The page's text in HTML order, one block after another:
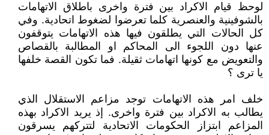
لوحظ قيام الاكراد بين فترة واخرى باطلاق الاتهامات
بالشوفينية والعنصرية كلما تعرضوا لضغوط اتحادية. وفي
كل الحالات التي يطلقون فيها هذه الاتهامات يتوقفون
عنها دون اللجوء الى المحاكم او المطالبة بالقصاص
والتعويض مع كونها اتهامات ثقيلة. فما تكون القصة خلفها
يا ترى ؟
خلف امر هذه الاتهامات توجد مزاعم الاستقلال الذي
يطالب به الاكراد بين فترة واخرى. إذ يريد الاكراد بهذه
المزاعم ابتزاز الحكومات الاتحادية لتتركهم يسرقون